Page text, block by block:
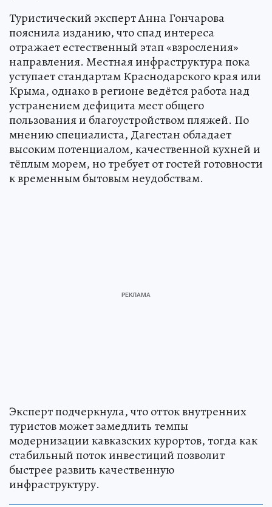
Туристический эксперт Анна Гончарова
пояснила изданию, что спад интереса
отражает естественный этап «взросления»
направления. Местная инфраструктура пока
уступает стандартам Краснодарского края или
Крыма, однако в регионе ведётся работа над
устранением дефицита мест общего
пользования и благоустройством пляжей. По
мнению специалиста, Дагестан обладает
высоким потенциалом, качественной кухней и
тёплым морем, но требует от гостей готовности
к временным бытовым неудобствам.
Эксперт подчеркнула, что отток внутренних
туристов может замедлить темпы
модернизации кавказских курортов, тогда как
стабильный поток инвестиций позволит
быстрее развить качественную
инфраструктуру.